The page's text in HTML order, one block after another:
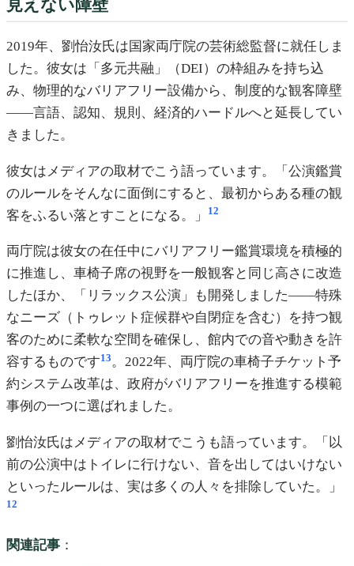
見えない障壁
2019年、劉怡汝氏は国家両庁院の芸術総監督に就任しま
した。彼女は「多元共融」（DEI）の枠組みを持ち込
み、物理的なバリアフリー設備から、制度的な観客障壁
——言語、認知、規則、経済的ハードルへと延長してい
きました。
彼女はメディアの取材でこう語っています。「公演鑑賞
のルールをそんなに面倒にすると、最初からある種の観
客をふるい落とすことになる。」
12
両庁院は彼女の在任中にバリアフリー鑑賞環境を積極的
に推進し、車椅子席の視野を一般観客と同じ高さに改造
したほか、「リラックス公演」も開発しました——特殊
なニーズ（トゥレット症候群や自閉症を含む）を持つ観
客のために柔軟な空間を確保し、館内での音や動きを許
容するものです13。2022年、両庁院の車椅子チケット予
約システム改革は、政府がバリアフリーを推進する模範
事例の一つに選ばれました。
劉怡汝氏はメディアの取材でこうも語っています。「以
前の公演中はトイレに行けない、音を出してはいけない
といったルールは、実は多くの人々を排除していた。」
12
関連記事 ：